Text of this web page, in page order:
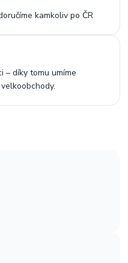
kamkoliv po ČR
– díky tomu umíme